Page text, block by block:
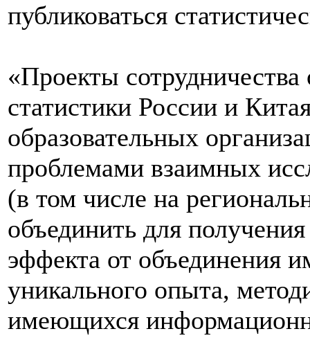
публиковаться
«Проекты
статистики России и
образовательных
проблемами взаимных
(в том числе на
объединить для
эффекта от объединения
уникального опыта,
имеющихся